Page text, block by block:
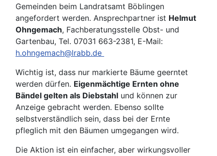
Gemeinden beim Landratsamt Böblingen
angefordert werden. Ansprechpartner ist Helmut
Ohngemach, Fachberatungsstelle Obst- und
Gartenbau, Tel. 07031 663-2381, E-Mail:
h.ohngemach@lrabb.de
Wichtig ist, dass nur markierte Bäume geerntet
werden dürfen. Eigenmächtige Ernten ohne
Bändel gelten als Diebstahl und können zur
Anzeige gebracht werden. Ebenso sollte
selbstverständlich sein, dass bei der Ernte
pfleglich mit den Bäumen umgegangen wird.
Die Aktion ist ein einfacher, aber wirkungsvoller